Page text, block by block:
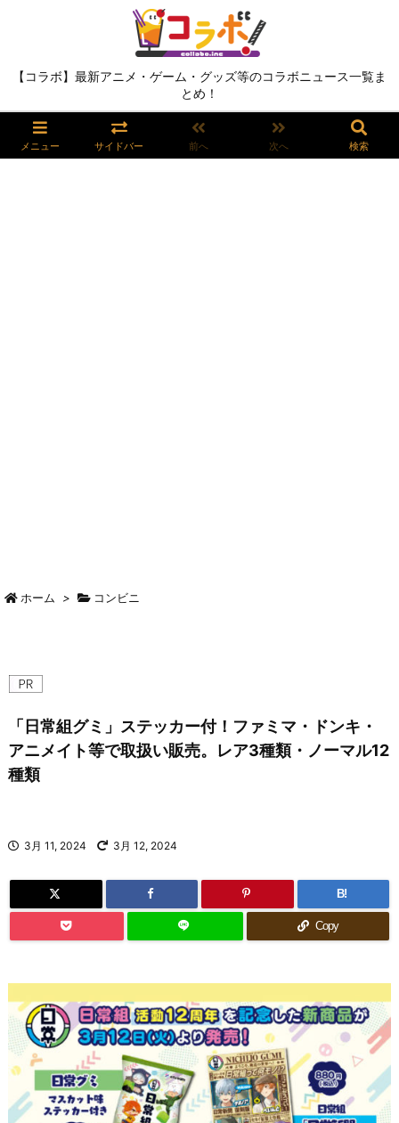
【コラボ】最新アニメ・ゲーム・グッズ等のコラボニュース一覧ま
とめ！
メニュー サイドバー 前へ 次へ 検索
ホーム > コンビニ
「日常組グミ」ステッカー付！ファミマ・ドンキ・
アニメイト等で取扱い販売。レア3種類・ノーマル12
種類
3月 11, 2024 3月 12, 2024
B!
Copy